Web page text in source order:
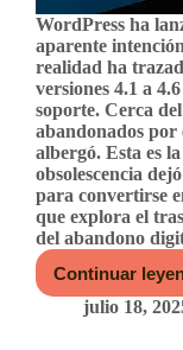
WordPress ha
aparente
realidad ha
versiones 4.1 a
soporte. Cerca
abandonados por
albergó. Esta es
obsolescencia
para convertirse
que explora el
del abandono
Continuar
y
sus
julio 18,